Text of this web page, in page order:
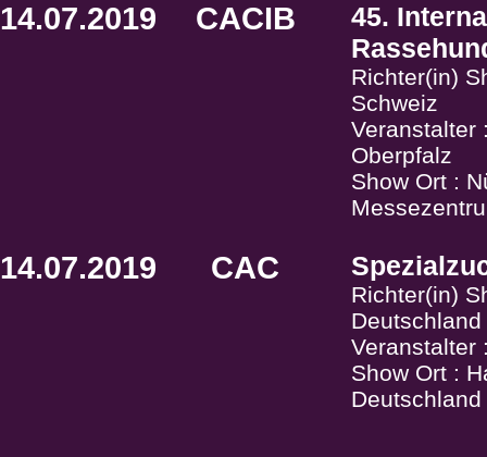
14.07.2019 CACIB
45.
Richter(in)
Schweiz
Veranstalter
Oberpfalz
Show Ort :
14.07.2019 CAC
Richter(in)
Deutschland
Veranstalter
Show Ort :
Deutschland